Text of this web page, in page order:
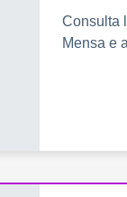
Consulta
Mensa e